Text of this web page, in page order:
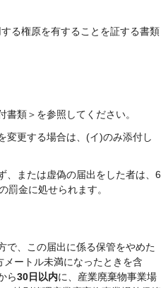
る権原を有することを証する書類
書類＞を参照してください。
変更する場合は、(イ)のみ添付し
、または虚偽の届出をした者は、6
罰金に処せられます。
で、この届出に係る保管をやめた
ートル未満になったときを含
ら30日以内に、産業廃棄物事業場